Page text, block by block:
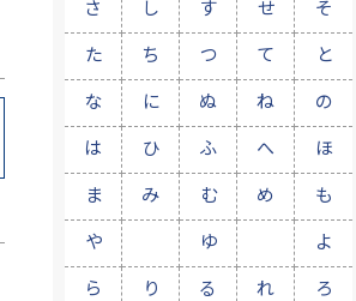
さ し す せ そ
た ち つ て と
な に ぬ ね の
は ひ ふ へ ほ
ま み む め も
や ゆ よ
ら り る れ ろ